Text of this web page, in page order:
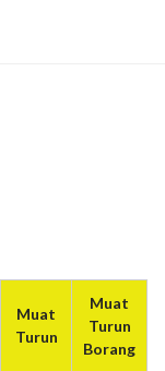
Muat
Turun
Muat
Turun
Borang